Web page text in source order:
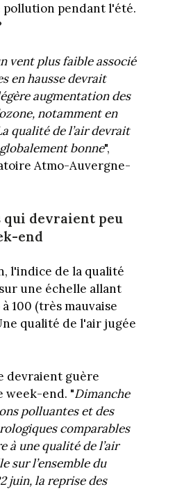
pollution pendant l'été.
vent plus faible associé
en hausse devrait
augmentation des
notamment en
qualité de l’air devrait
bonne",
Atmo-Auvergne-
qui devraient peu
end
l'indice de la qualité
une échelle allant
100 (très mauvaise
qualité de l'air jugée
devraient guère
week-end. "Dimanche
polluantes et des
comparables
à une qualité de l’air
sur l’ensemble du
juin, la reprise des